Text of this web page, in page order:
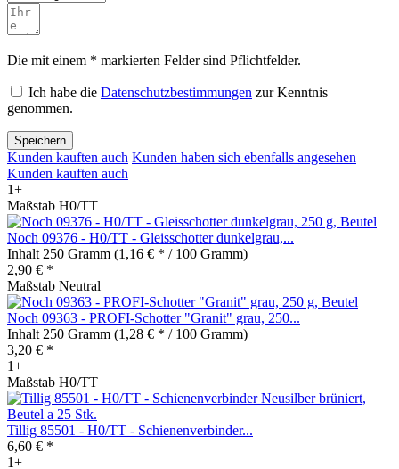
Die mit einem * markierten Felder sind Pflichtfelder.
Ich habe die Datenschutzbestimmungen zur Kenntnis
genommen.
Speichern
Kunden kauften auch Kunden haben sich ebenfalls angesehen
Kunden kauften auch
1+
Maßstab H0/TT
Noch 09376 - H0/TT - Gleisschotter dunkelgrau,...
Inhalt 250 Gramm (1,16 € * / 100 Gramm)
2,90 € *
Maßstab Neutral
Noch 09363 - PROFI-Schotter "Granit" grau, 250...
Inhalt 250 Gramm (1,28 € * / 100 Gramm)
3,20 € *
1+
Maßstab H0/TT
Tillig 85501 - H0/TT - Schienenverbinder...
6,60 € *
1+